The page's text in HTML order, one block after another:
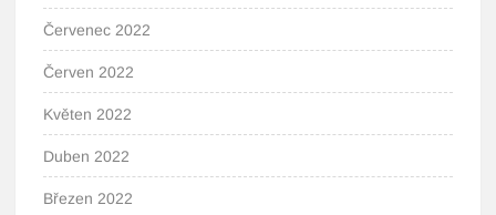
Červenec 2022
Červen 2022
Květen 2022
Duben 2022
Březen 2022